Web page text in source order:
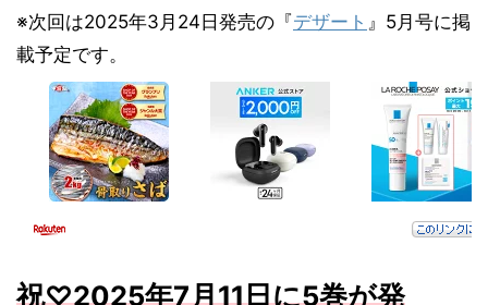
※次回は2025年3月24日発売の『デザート 』5月号に掲
載予定です。
祝♡2025年7月11日に5巻が発